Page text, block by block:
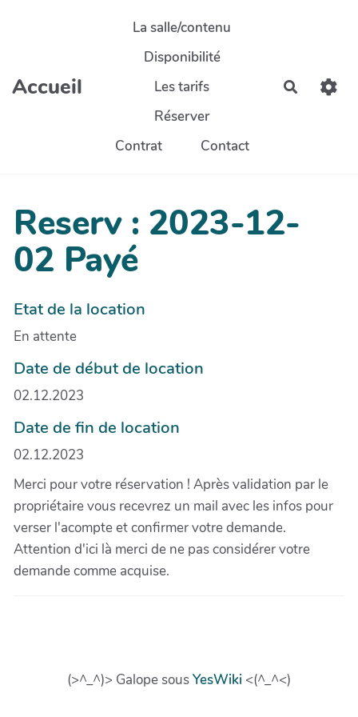
Aller au contenu principal
Accueil
La salle/contenu
Disponibilité
Les tarifs
Réserver
Contrat
Contact
Reserv : 2023-12-
02 Payé
Etat de la location
En attente
Date de début de location
02.12.2023
Date de fin de location
02.12.2023
Merci pour votre réservation ! Après validation par le
propriétaire vous recevrez un mail avec les infos pour
verser l'acompte et confirmer votre demande.
Attention d'ici là merci de ne pas considérer votre
demande comme acquise.
(>^_^)> Galope sousYesWiki <(^_^<)